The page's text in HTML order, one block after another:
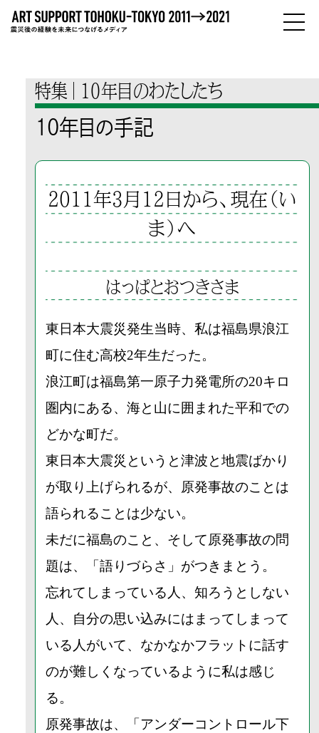
ひとびと
ABOUT
わたしたちについて
特集 10年目のわたしたち
10年目の手記
2011年3月12日から、現在（い
ま）へ
はっぱとおつきさま
東日本大震災発生当時、私は福島県浪江
町に住む高校2年生だった。
浪江町は福島第一原子力発電所の20キロ
圏内にある、海と山に囲まれた平和での
どかな町だ。
東日本大震災というと津波と地震ばかり
が取り上げられるが、原発事故のことは
語られることは少ない。
未だに福島のこと、そして原発事故の問
題は、「語りづらさ」がつきまとう。
忘れてしまっている人、知ろうとしない
人、自分の思い込みにはまってしまって
いる人がいて、なかなかフラットに話す
のが難しくなっているように私は感じ
る。
原発事故は、「アンダーコントロール下